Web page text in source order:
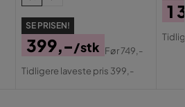
SE PRISEN!
Pris
399,-/stk
Original
Før749,-
Tidligere laveste pris 399,-
1